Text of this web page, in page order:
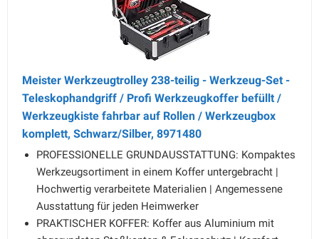
Meister Werkzeugtrolley 238-teilig - Werkzeug-Set -
Teleskophandgriff / Profi Werkzeugkoffer befüllt /
Werkzeugkiste fahrbar auf Rollen / Werkzeugbox
komplett, Schwarz/Silber, 8971480
PROFESSIONELLE GRUNDAUSSTATTUNG: Kompaktes
Werkzeugsortiment in einem Koffer untergebracht |
Hochwertig verarbeitete Materialien | Angemessene
Ausstattung für jeden Heimwerker
PRAKTISCHER KOFFER: Koffer aus Aluminium mit